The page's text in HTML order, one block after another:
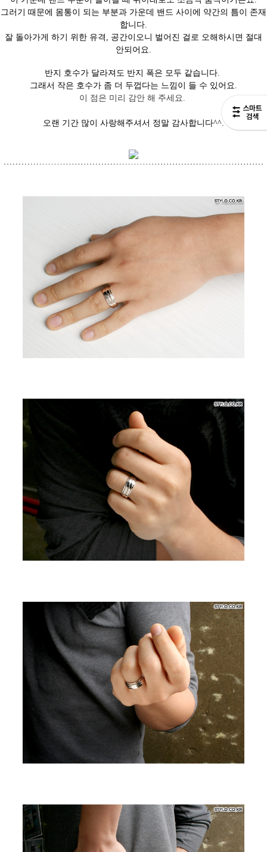
그러기 때문에 몸통이 되는 부분과 가운데 밴드 사이에 약간의 틈이 존재
합니다.
잘 돌아가게 하기 위한 유격, 공간이오니 벌어진 걸로 오해하시면 절대
안되어요.
반지 호수가 달라져도 반지 폭은 모두 같습니다.
그래서 작은 호수가 좀 더 두껍다는 느낌 이 들 수 있어요.
이 점은 미리 감안 해 주세요.
오랜 기간 많이 사랑해주셔서 정말 감사합니다^^.